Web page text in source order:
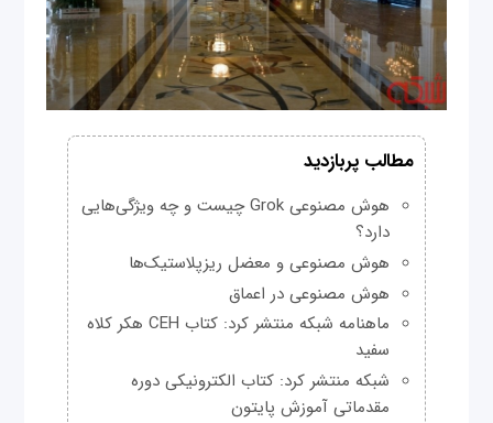
مطالب پربازدید
هوش مصنوعی Grok چیست و چه ویژگی‌هایی
دارد؟
هوش مصنوعی و معضل ریزپلاستیک‌ها
هوش مصنوعی در اعماق
ماهنامه شبکه منتشر کرد: کتاب CEH هکر کلاه
سفید
شبکه منتشر کرد: کتاب الکترونیکی دوره
مقدماتی آموزش پایتون